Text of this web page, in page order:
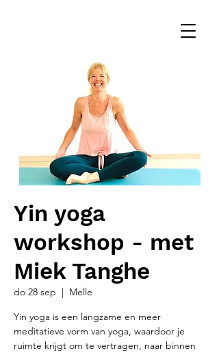
Yin yoga
workshop - met
Miek Tanghe
do 28 sep
  |
Melle
Yin yoga is een langzame en meer
meditatieve vorm van yoga, waardoor je
ruimte krijgt om te vertragen, naar binnen